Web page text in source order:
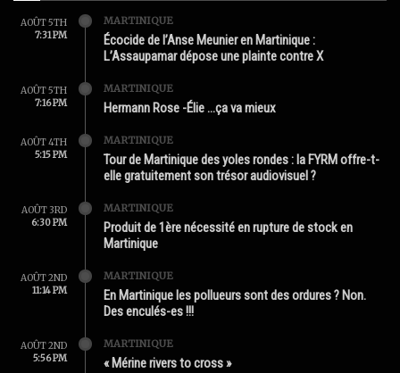
AOÛT 5TH
7:31 PM
MARTINIQUE
Écocide de l’Anse Meunier en Martinique :
L’Assaupamar dépose une plainte contre X
AOÛT 5TH
7:16 PM
MARTINIQUE
Hermann Rose -Élie …ça va mieux
AOÛT 4TH
5:15 PM
MARTINIQUE
Tour de Martinique des yoles rondes : la FYRM offre-t-
elle gratuitement son trésor audiovisuel ?
AOÛT 3RD
6:30 PM
MARTINIQUE
Produit de 1ère nécessité en rupture de stock en
Martinique
AOÛT 2ND
11:14 PM
MARTINIQUE
En Martinique les pollueurs sont des ordures ? Non.
Des enculés-es !!!
AOÛT 2ND
5:56 PM
MARTINIQUE
« Mérine rivers to cross »